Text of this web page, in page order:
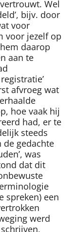
Wel
bijv. door
voor
voor jezelf op
daarop
aan te
afvroeg wat
hoe vaak hij
had, er te
steeds
de gedachte
was
dat dit
spreken) een
werd